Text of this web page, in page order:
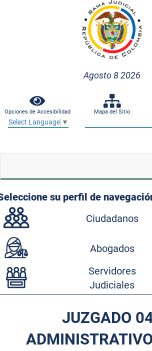
Agosto 8 2026
Opciones de Accesibilidad Mapa del Sitio
Select Language ▼
su perfil de
Ciudadanos
Abogados
Servidores
Judiciales
JUZGADO